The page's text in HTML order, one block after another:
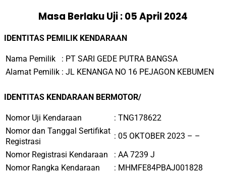
Masa Berlaku Uji : 05 April 2024
IDENTITAS PEMILIK KENDARAAN
Nama Pemilik
: PT SARI GEDE PUTRA BANGSA
Alamat Pemilik : JL KENANGA NO 16 PEJAGON KEBUMEN
IDENTITAS KENDARAAN BERMOTOR/
Nomor Uji Kendaraan
: TNG178622
Nomor dan Tanggal Sertifikat
Registrasi
: 05 OKTOBER 2023 – –
Nomor Registrasi Kendaraan
: AA 7239 J
Nomor Rangka Kendaraan
: MHMFE84PBAJ001828